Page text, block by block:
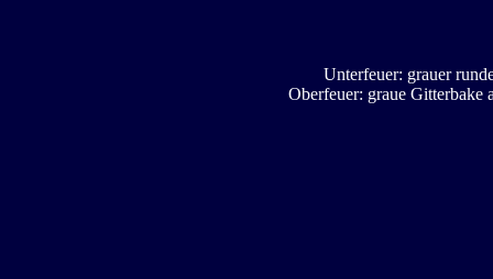
Unterfeuer: grauer
Oberfeuer: graue Gitterbake